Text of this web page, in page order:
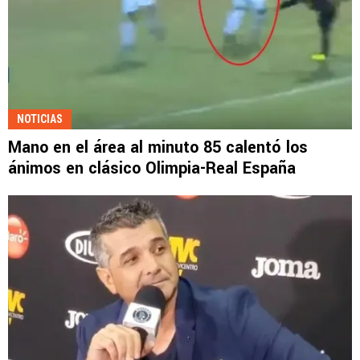
NOTICIAS
Mano en el área al minuto 85 calentó los
ánimos en clásico Olimpia-Real España